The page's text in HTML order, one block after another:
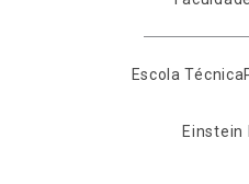
Escola Técnica
Einstein